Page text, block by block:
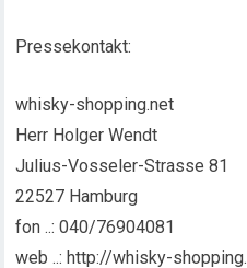
Pressekontakt:
whisky-shopping.net
Herr Holger Wendt
Julius-Vosseler-Strasse 81
22527 Hamburg
fon ..: 040/76904081
web ..: http://whisky-